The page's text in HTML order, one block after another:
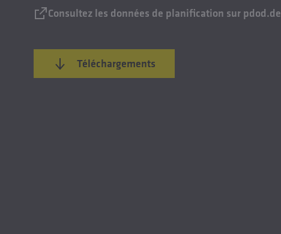
Consultez les données de planification sur pdod.de
Téléchargements